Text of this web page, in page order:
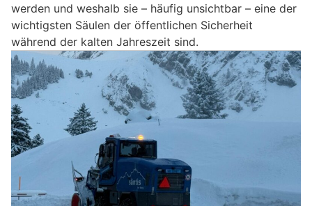
werden und weshalb sie – häufig unsichtbar – eine der
wichtigsten Säulen der öffentlichen Sicherheit
während der kalten Jahreszeit sind.